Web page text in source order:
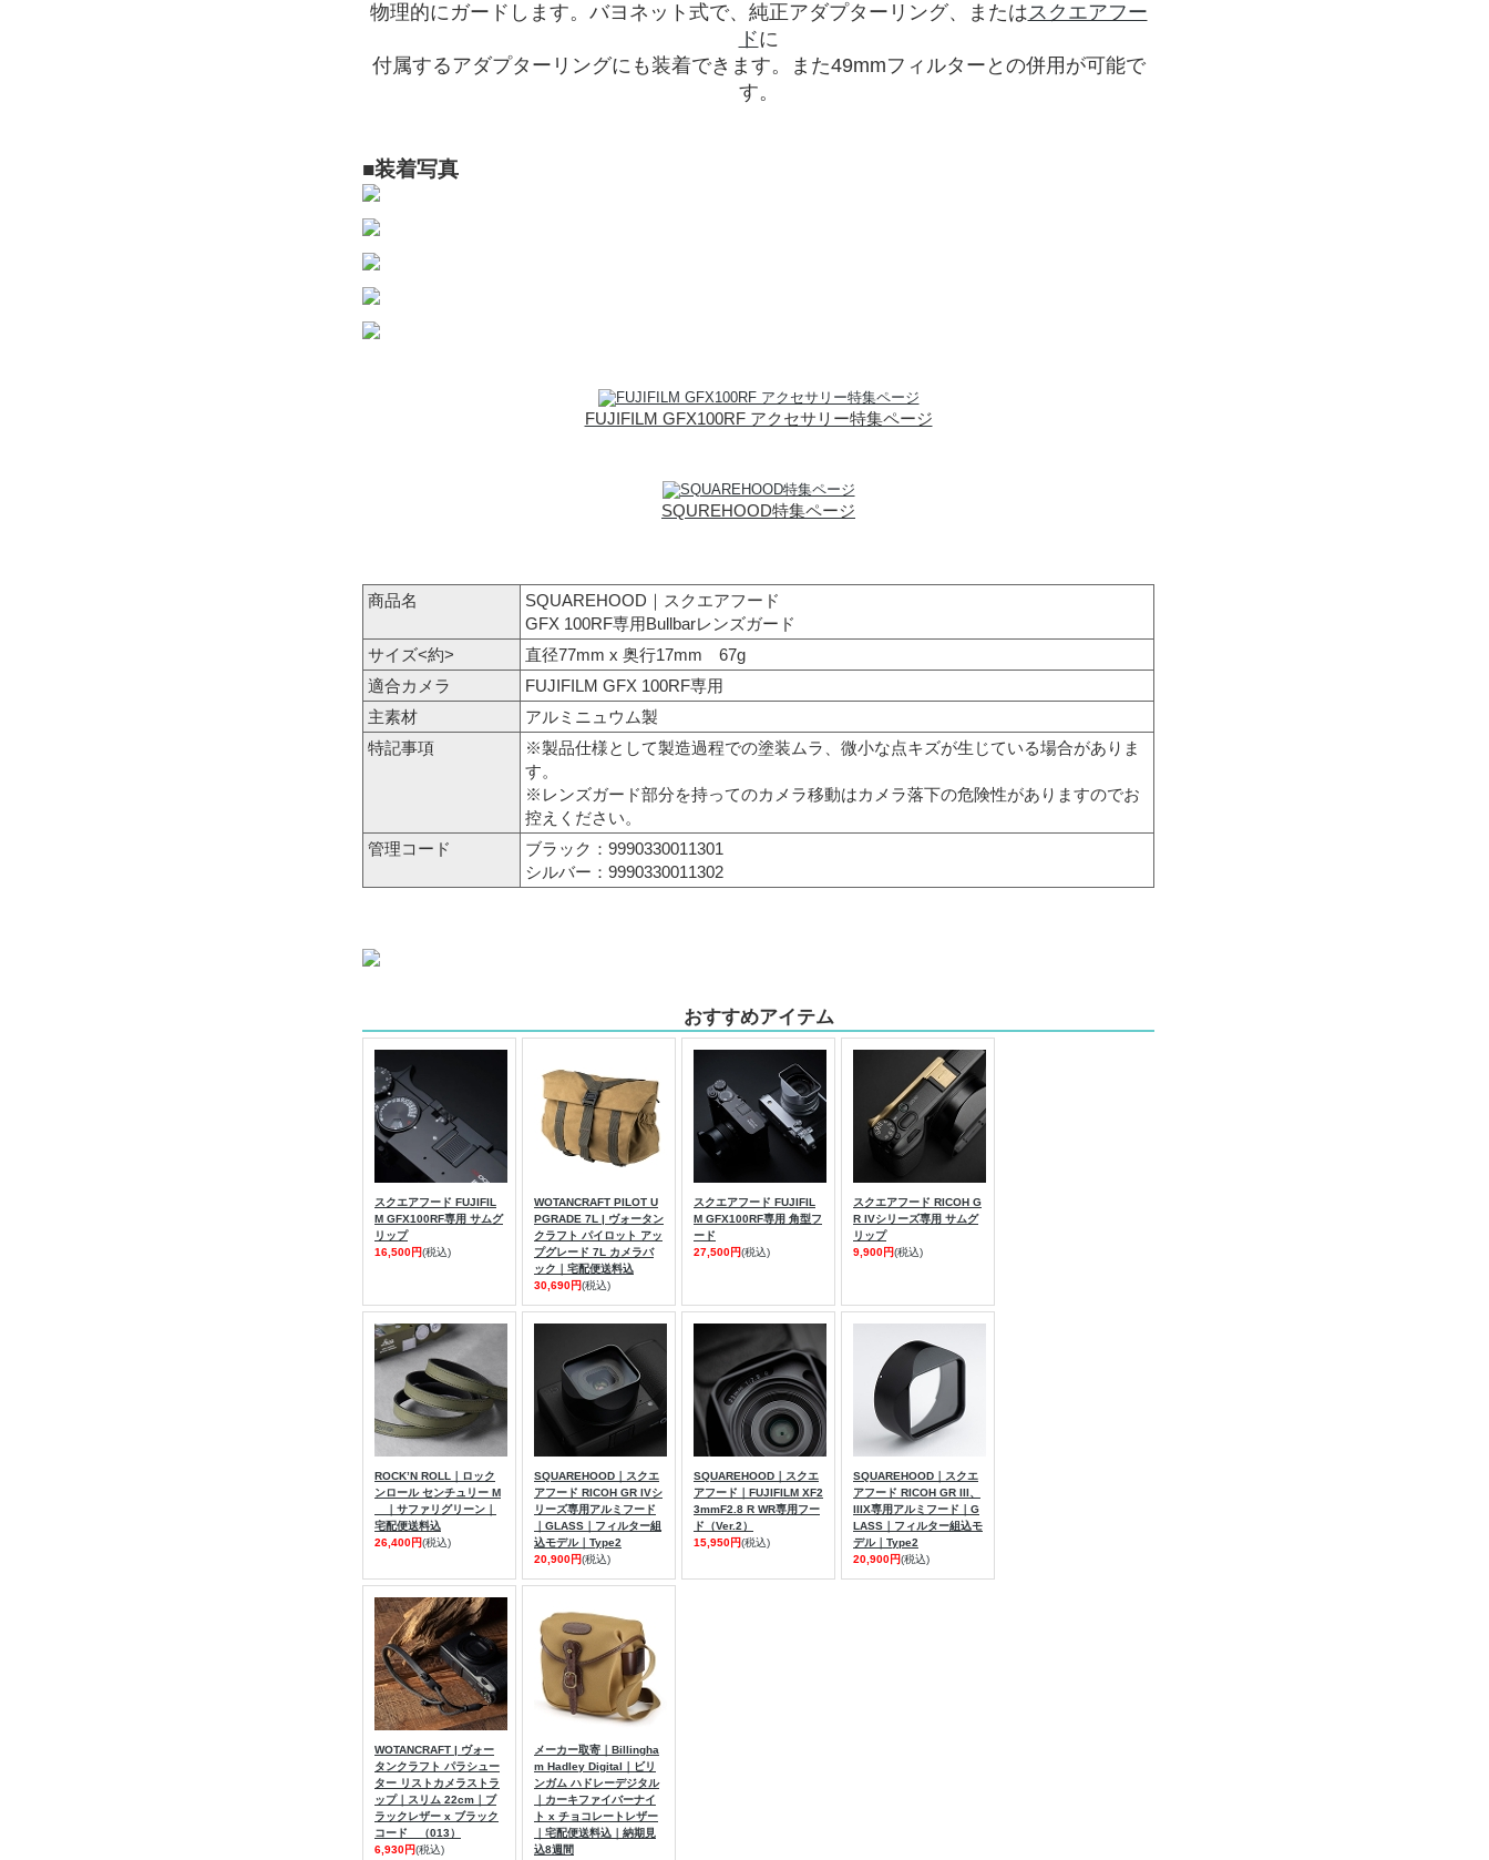
物理的にガードします。バヨネット式で、純正アダプターリング、またはスクエアフー
ドに
付属するアダプターリングにも装着できます。また49mmフィルターとの併用が可能で
す。
■装着写真
FUJIFILM GFX100RF アクセサリー特集ページ
SQUREHOOD特集ページ
商品名
SQUAREHOOD｜スクエアフード
GFX 100RF専用Bullbarレンズガード
サイズ<約>
直径77mm x 奥行17mm 67g
適合カメラ
FUJIFILM GFX 100RF専用
主素材
アルミニュウム製
特記事項
※製品仕様として製造過程での塗装ムラ、微小な点キズが生じている場合がありま
す。
※レンズガード部分を持ってのカメラ移動はカメラ落下の危険性がありますのでお
控えください。
管理コード
ブラック：9990330011301
シルバー：9990330011302
おすすめアイテム
スクエアフード FUJIFIL
M GFX100RF専用 サムグ
リップ
16,500円(税込)
WOTANCRAFT PILOT U
PGRADE 7L | ヴォータン
クラフト パイロット アッ
プグレード 7L カメラバ
ック｜宅配便送料込
30,690円(税込)
スクエアフード FUJIFIL
M GFX100RF専用 角型フ
ード
27,500円(税込)
スクエアフード RICOH G
R IVシリーズ専用 サムグ
リップ
9,900円(税込)
ROCK’N ROLL｜ロック
ンロール センチュリー M
｜サファリグリーン｜
宅配便送料込
26,400円(税込)
SQUAREHOOD｜スクエ
アフード RICOH GR IVシ
リーズ専用アルミフード
｜GLASS｜フィルター組
込モデル｜Type2
20,900円(税込)
SQUAREHOOD｜スクエ
アフード｜FUJIFILM XF2
3mmF2.8 R WR専用フー
ド（Ver.2）
15,950円(税込)
SQUAREHOOD｜スクエ
アフード RICOH GR III、
IIIX専用アルミフード｜G
LASS｜フィルター組込モ
デル｜Type2
20,900円(税込)
WOTANCRAFT | ヴォー
タンクラフト パラシュー
ター リストカメラストラ
ップ｜スリム 22cm｜ブ
ラックレザー x ブラック
コード （013）
6,930円(税込)
メーカー取寄｜Billingha
m Hadley Digital｜ビリ
ンガム ハドレーデジタル
｜カーキファイバーナイ
ト x チョコレートレザー
｜宅配便送料込｜納期見
込8週間